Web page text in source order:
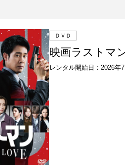
ＤＶＤ
映画ラストマ
レンタル開始日：2026年7